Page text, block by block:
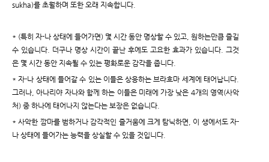
sukha)를 초월하며 또한 오래 지속합니다.
* (특히 자-나 상태에 들어가면) 몇 시간 동안 명상할 수 있고, 원하는만큼 즐길
수 있습니다. 더구나 명상 시간이 끝난 후에도 고요한 효과가 있습니다. 그것
은 몇 시간 동안 지속될 수 있는 평화로운 감각을 줍니다.
* 자-나 상태에 들어갈 수 있는 이들은 상응하는 브라흐마 세계에 태어납니다.
그러나, 아나리야 자나와 함께 하는 이들은 미래에 가장 낮은 4개의 영역(사악
처) 중 하나에 태어나지 않는다는 보장은 없습니다.
* 사악한 깜마를 범하거나 감각적인 즐거움에 크게 탐닉하면, 이 생에서도 자-
나 상태에 들어가는 능력을 상실할 수 있을 것입니다.